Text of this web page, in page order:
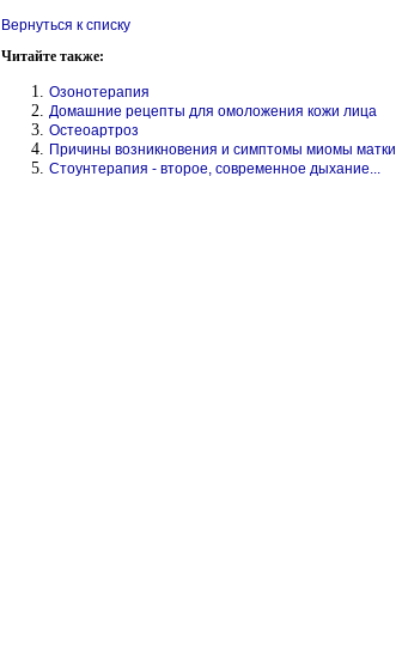
Вернуться к списку
Читайте также:
Озонотерапия
Домашние рецепты для омоложения кожи лица
Остеоартроз
Причины возникновения и симптомы миомы матки
Стоунтерапия - второе, современное дыхание...